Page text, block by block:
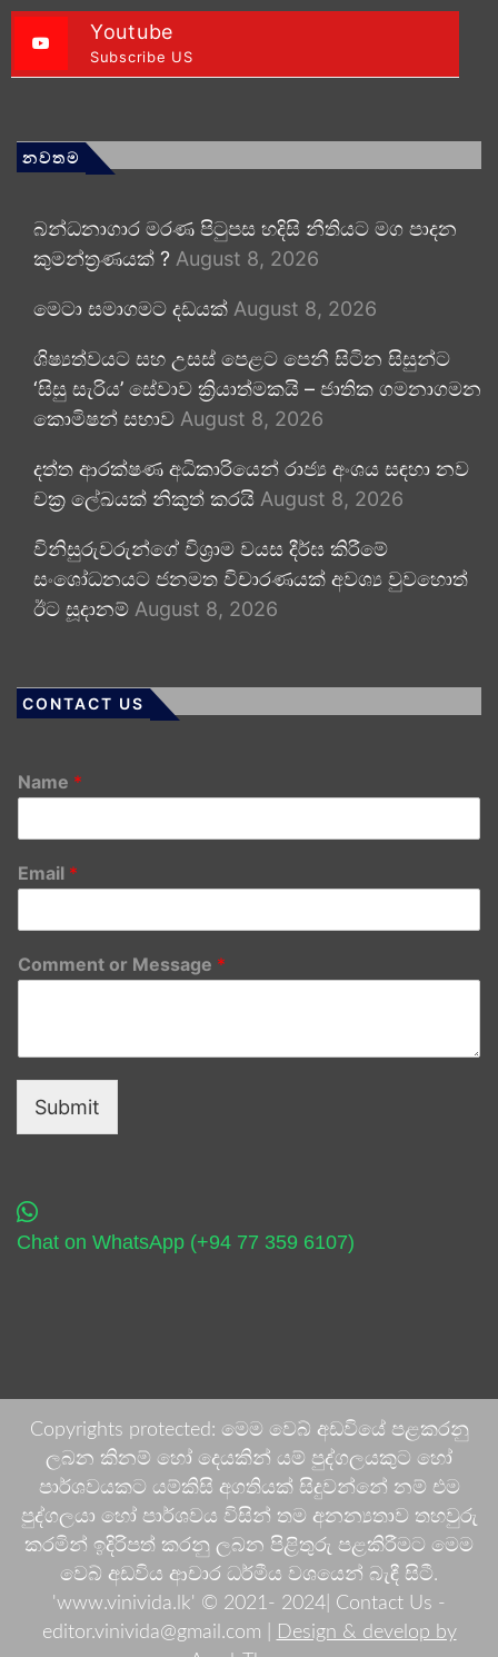
Youtube
Subscribe US
නවතම
බන්ධනාගාර මරණ පිටුපස හදිසි නීතියට මග පාදන
කුමන්ත්‍රණයක් ? August 8, 2026
මෙටා සමාගමට දඩයක් August 8, 2026
ශිෂ්‍යත්වයට සහ උසස් පෙළට පෙනී සිටින සිසුන්ට
‘සිසු සැරිය’ සේවාව ක්‍රියාත්මකයි – ජාතික ගමනාගමන
කොමිෂන් සභාව August 8, 2026
දත්ත ආරක්ෂණ අධිකාරියෙන් රාජ්‍ය අංශය සඳහා නව
චක්‍ර ලේඛයක් නිකුත් කරයි August 8, 2026
විනිසුරුවරුන්ගේ විශ්‍රාම වයස දීර්ඝ කිරීමේ
සංශෝධනයට ජනමත විචාරණයක් අවශ්‍ය වුවහොත්
ඊට සූදානම් August 8, 2026
CONTACT US
Name *
Email *
Comment or Message *
Submit
Chat on WhatsApp (+94 77 359 6107)
Copyrights protected: මෙම වෙබ් අඩවියේ පළකරනු
ලබන කිනම් හෝ දෙයකින් යම් පුද්ගලයකුට හෝ
පාර්ශවයකට යම්කිසි අගතියක් සිදුවන්නේ නම් එම
පුද්ගලයා හෝ පාර්ශවය විසින් තම අනන්‍යතාව තහවුරු
කරමින් ඉදිරිපත් කරනු ලබන පිළිතුරු පළකිරීමට මෙම
වෙබ් අඩවිය ආචාර ධර්මීය වශයෙන් බැඳී සිටී.
'www.vinivida.lk' © 2021- 2024| Contact Us -
editor.vinivida@gmail.com |
Design & develop by